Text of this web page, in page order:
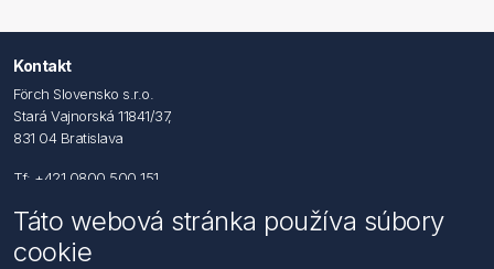
Kontakt
Förch Slovensko s.r.o.
Stará Vajnorská 11841/37,
831 04 Bratislava
Tf: +421 0800 500 151
Email: office@foerch.sk
Kontaktujte nás
Táto webová stránka používa súbory
cookie